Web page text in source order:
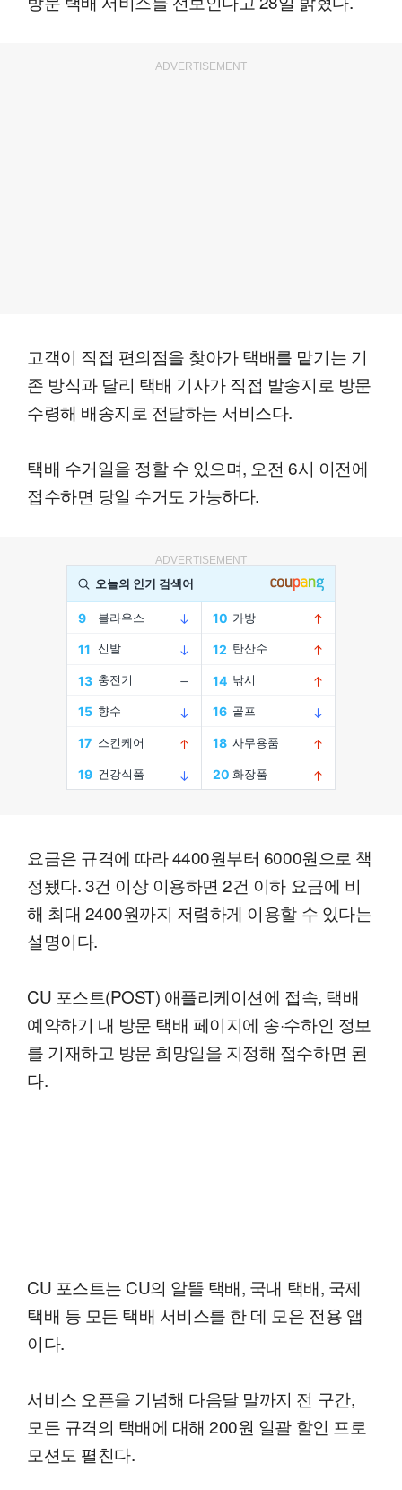
ADVERTISEMENT
고객이 직접 편의점을 찾아가 택배를 맡기는 기
존 방식과 달리 택배 기사가 직접 발송지로 방문
수령해 배송지로 전달하는 서비스다.
택배 수거일을 정할 수 있으며, 오전 6시 이전에
접수하면 당일 수거도 가능하다.
ADVERTISEMENT
요금은 규격에 따라 4400원부터 6000원으로 책
정됐다. 3건 이상 이용하면 2건 이하 요금에 비
해 최대 2400원까지 저렴하게 이용할 수 있다는
설명이다.
CU 포스트(POST) 애플리케이션에 접속, 택배
예약하기 내 방문 택배 페이지에 송·수하인 정보
를 기재하고 방문 희망일을 지정해 접수하면 된
다.
CU 포스트는 CU의 알뜰 택배, 국내 택배, 국제
택배 등 모든 택배 서비스를 한 데 모은 전용 앱
이다.
서비스 오픈을 기념해 다음달 말까지 전 구간,
모든 규격의 택배에 대해 200원 일괄 할인 프로
모션도 펼친다.